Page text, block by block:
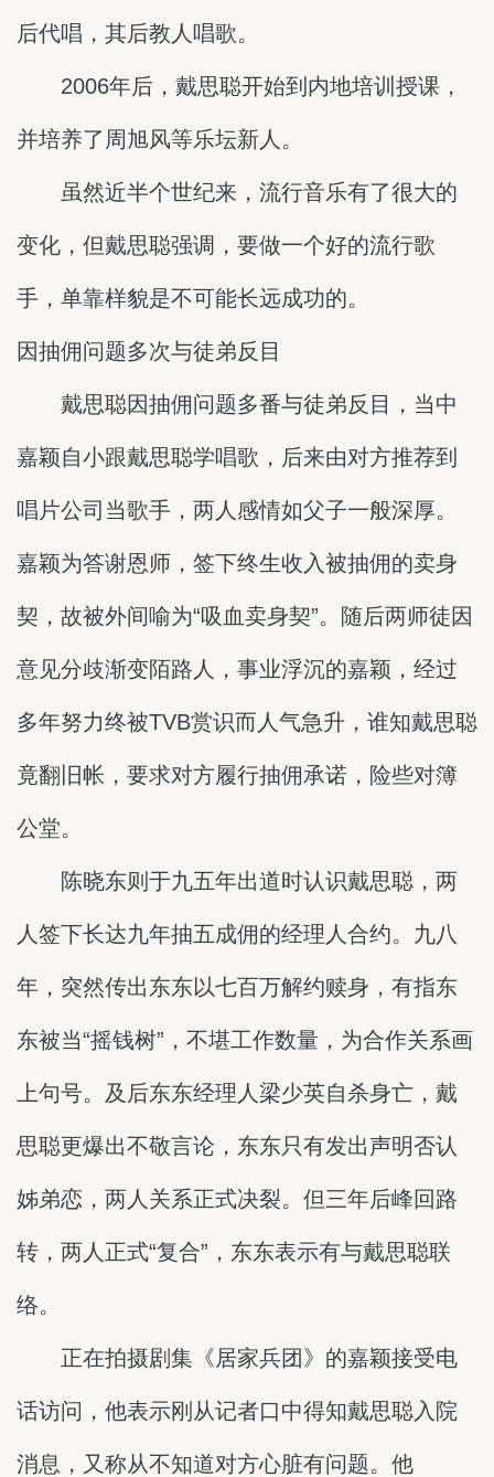
后代唱，其后教人唱歌。
2006年后，戴思聪开始到内地培训授课，
并培养了周旭风等乐坛新人。
虽然近半个世纪来，流行音乐有了很大的
变化，但戴思聪强调，要做一个好的流行歌
手，单靠样貌是不可能长远成功的。
因抽佣问题多次与徒弟反目
戴思聪因抽佣问题多番与徒弟反目，当中
嘉颖自小跟戴思聪学唱歌，后来由对方推荐到
唱片公司当歌手，两人感情如父子一般深厚。
嘉颖为答谢恩师，签下终生收入被抽佣的卖身
契，故被外间喻为“吸血卖身契”。随后两师徒因
意见分歧渐变陌路人，事业浮沉的嘉颖，经过
多年努力终被TVB赏识而人气急升，谁知戴思聪
竟翻旧帐，要求对方履行抽佣承诺，险些对簿
公堂。
陈晓东则于九五年出道时认识戴思聪，两
人签下长达九年抽五成佣的经理人合约。九八
年，突然传出东东以七百万解约赎身，有指东
东被当“摇钱树”，不堪工作数量，为合作关系画
上句号。及后东东经理人梁少英自杀身亡，戴
思聪更爆出不敬言论，东东只有发出声明否认
姊弟恋，两人关系正式决裂。但三年后峰回路
转，两人正式“复合”，东东表示有与戴思聪联
络。
正在拍摄剧集《居家兵团》的嘉颖接受电
话访问，他表示刚从记者口中得知戴思聪入院
消息，又称从不知道对方心脏有问题。他